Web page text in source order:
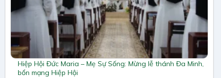
Hiệp Hội Đức Maria – Mẹ Sự Sống: Mừng lễ thánh Đa Minh,
bổn mạng Hiệp Hội